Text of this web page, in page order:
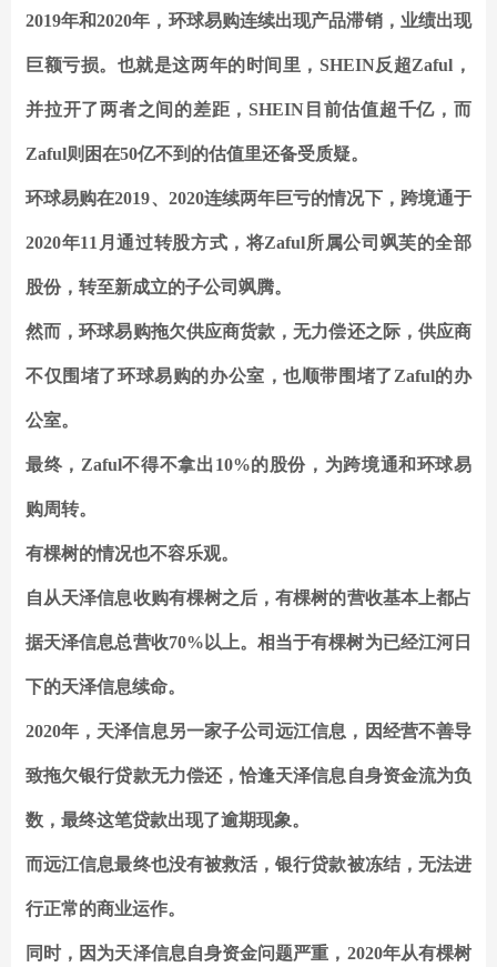
2019年和2020年，环球易购连续出现产品滞销，业绩出现
巨额亏损。也就是这两年的时间里，SHEIN反超Zaful，
并拉开了两者之间的差距，SHEIN目前估值超千亿，而
Zaful则困在50亿不到的估值里还备受质疑。
环球易购在2019、2020连续两年巨亏的情况下，跨境通于
2020年11月通过转股方式，将Zaful所属公司飒芙的全部
股份，转至新成立的子公司飒腾。
然而，环球易购拖欠供应商货款，无力偿还之际，供应商
不仅围堵了环球易购的办公室，也顺带围堵了Zaful的办
公室。
最终，Zaful不得不拿出10%的股份，为跨境通和环球易
购周转。
有棵树的情况也不容乐观。
自从天泽信息收购有棵树之后，有棵树的营收基本上都占
据天泽信息总营收70%以上。相当于有棵树为已经江河日
下的天泽信息续命。
2020年，天泽信息另一家子公司远江信息，因经营不善导
致拖欠银行贷款无力偿还，恰逢天泽信息自身资金流为负
数，最终这笔贷款出现了逾期现象。
而远江信息最终也没有被救活，银行贷款被冻结，无法进
行正常的商业运作。
同时，因为天泽信息自身资金问题严重，2020年从有棵树